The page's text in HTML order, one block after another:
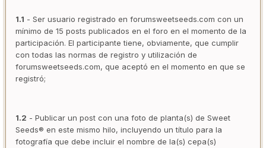
1.1 - Ser usuario registrado en forumsweetseeds.com con un
mínimo de 15 posts publicados en el foro en el momento de la
participación. El participante tiene, obviamente, que cumplir
con todas las normas de registro y utilización de
forumsweetseeds.com, que aceptó en el momento en que se
registró;
1.2 - Publicar un post con una foto de planta(s) de Sweet
Seeds® en este mismo hilo, incluyendo un título para la
fotografía que debe incluir el nombre de la(s) cepa(s)